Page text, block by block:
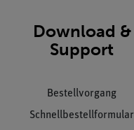
Download &
Support
Bestellvorgang
Schnellbestellformular